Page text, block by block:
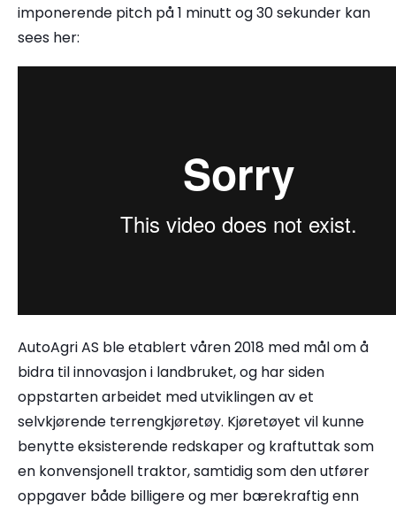
imponerende pitch på 1 minutt og 30 sekunder kan
sees her:
AutoAgri AS ble etablert våren 2018 med mål om å
bidra til innovasjon i landbruket, og har siden
oppstarten arbeidet med utviklingen av et
selvkjørende terrengkjøretøy. Kjøretøyet vil kunne
benytte eksisterende redskaper og kraftuttak som
en konvensjonell traktor, samtidig som den utfører
oppgaver både billigere og mer bærekraftig enn